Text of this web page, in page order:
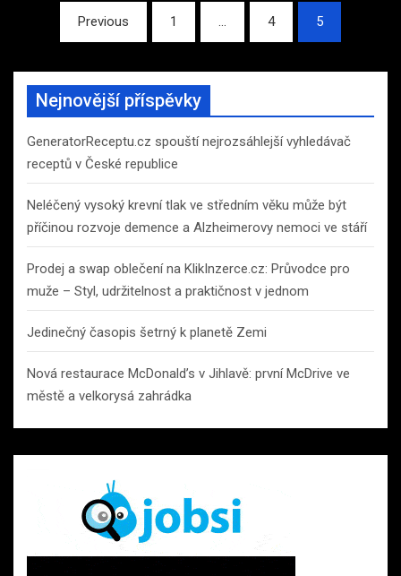
Stránkování
příspěvků
Previous 1 … 4 5
Nejnovější příspěvky
GeneratorReceptu.cz spouští nejrozsáhlejší vyhledávač
receptů v České republice
Neléčený vysoký krevní tlak ve středním věku může být
příčinou rozvoje demence a Alzheimerovy nemoci ve stáří
Prodej a swap oblečení na KlikInzerce.cz: Průvodce pro
muže – Styl, udržitelnost a praktičnost v jednom
Jedinečný časopis šetrný k planetě Zemi
Nová restaurace McDonald’s v Jihlavě: první McDrive ve
městě a velkorysá zahrádka